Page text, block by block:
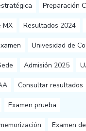
Preparación
MX Resultados 2024
Univesidad de
Admisión 2025
Consultar resultados
Examen prueba
Examen